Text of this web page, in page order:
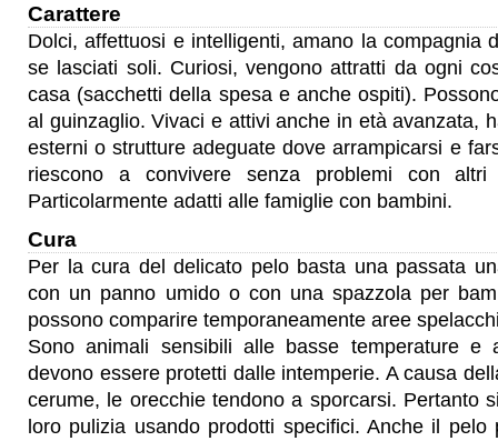
Carattere
Dolci, affettuosi e intelligenti, amano la compagnia
se lasciati soli. Curiosi, vengono attratti da ogni
casa (sacchetti della spesa e anche ospiti).
al guinzaglio. Vivaci e attivi anche in età avanzata,
esterni o strutture adeguate dove arrampicarsi e
riescono a convivere senza problemi con
Particolarmente adatti alle famiglie con bambini.
Cura
Per la cura del delicato pelo basta una passata
con un panno umido o con una spazzola per
possono comparire temporaneamente aree
Sono animali sensibili alle basse temperature e
devono essere protetti dalle intemperie. A causa
cerume, le orecchie tendono a sporcarsi. Pertanto
loro pulizia usando prodotti specifici. Anche il pelo